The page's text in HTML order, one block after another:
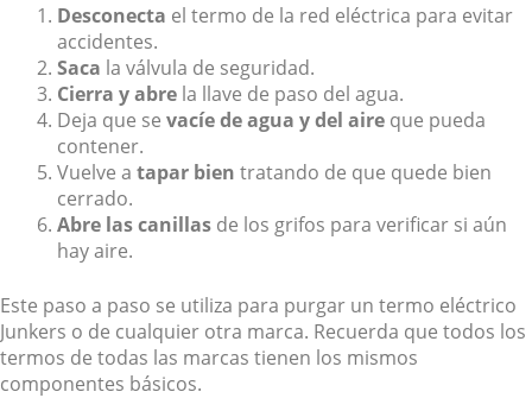
Desconecta el termo de la red eléctrica para evitar
accidentes.
Saca la válvula de seguridad.
Cierra y abre la llave de paso del agua.
Deja que se vacíe de agua y del aire que pueda
contener.
Vuelve a tapar bien tratando de que quede bien
cerrado.
Abre las canillas de los grifos para verificar si aún
hay aire.
Este paso a paso se utiliza para purgar un termo eléctrico
Junkers o de cualquier otra marca. Recuerda que todos los
termos de todas las marcas tienen los mismos
componentes básicos.